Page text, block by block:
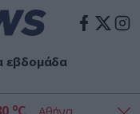
εβδομάδα
o